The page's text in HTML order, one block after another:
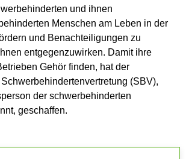
und ihnen
Menschen am Leben in der
und Benachteiligungen zu
entgegenzuwirken. Damit ihre
Gehör finden, hat der
(SBV),
der schwerbehinderten
geschaffen.